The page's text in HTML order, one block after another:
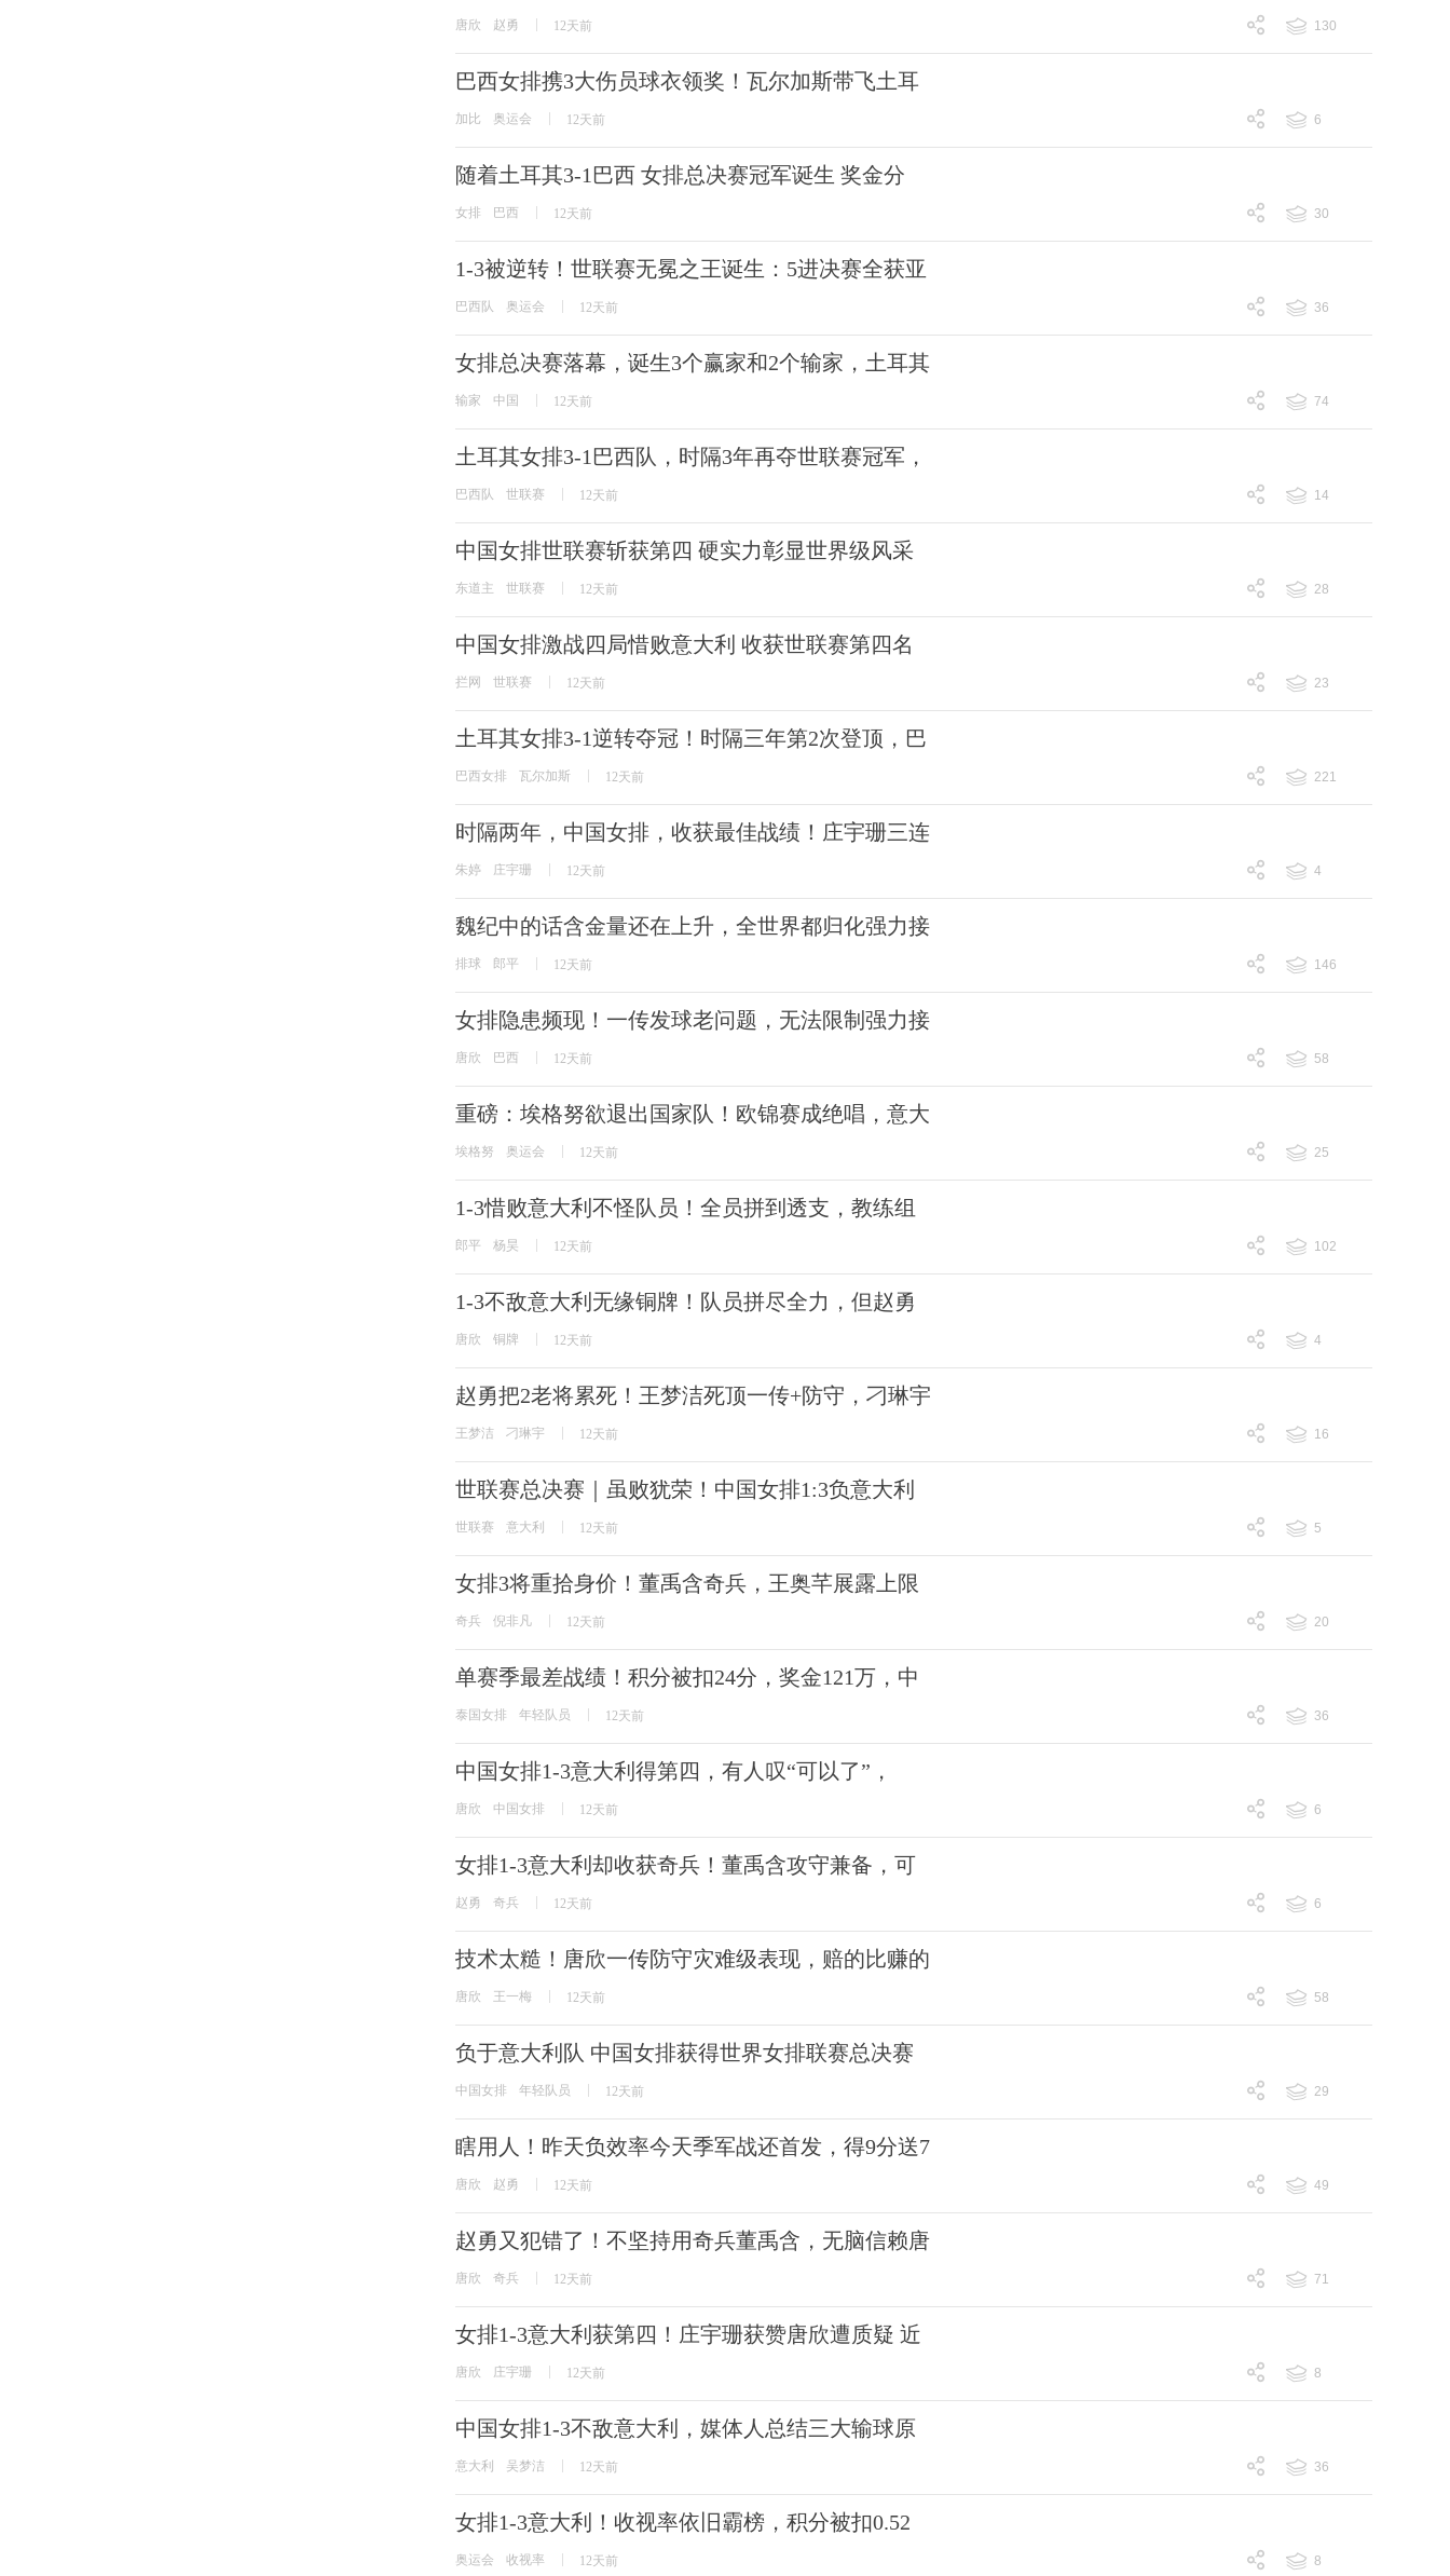
唐欣 赵勇 12天前
130
巴西女排携3大伤员球衣领奖！瓦尔加斯带飞土耳
加比 奥运会 12天前
6
随着土耳其3-1巴西 女排总决赛冠军诞生 奖金分
女排 巴西 12天前
30
1-3被逆转！世联赛无冕之王诞生：5进决赛全获亚
巴西队 奥运会 12天前
36
女排总决赛落幕，诞生3个赢家和2个输家，土耳其
输家 中国 12天前
74
土耳其女排3-1巴西队，时隔3年再夺世联赛冠军，
巴西队 世联赛 12天前
14
中国女排世联赛斩获第四 硬实力彰显世界级风采
东道主 世联赛 12天前
28
中国女排激战四局惜败意大利 收获世联赛第四名
拦网 世联赛 12天前
23
土耳其女排3-1逆转夺冠！时隔三年第2次登顶，巴
巴西女排 瓦尔加斯 12天前
221
时隔两年，中国女排，收获最佳战绩！庄宇珊三连
朱婷 庄宇珊 12天前
4
魏纪中的话含金量还在上升，全世界都归化强力接
排球 郎平 12天前
146
女排隐患频现！一传发球老问题，无法限制强力接
唐欣 巴西 12天前
58
重磅：埃格努欲退出国家队！欧锦赛成绝唱，意大
埃格努 奥运会 12天前
25
1-3惜败意大利不怪队员！全员拼到透支，教练组
郎平 杨昊 12天前
102
1-3不敌意大利无缘铜牌！队员拼尽全力，但赵勇
唐欣 铜牌 12天前
4
赵勇把2老将累死！王梦洁死顶一传+防守，刁琳宇
王梦洁 刁琳宇 12天前
16
世联赛总决赛｜虽败犹荣！中国女排1:3负意大利
世联赛 意大利 12天前
5
女排3将重拾身价！董禹含奇兵，王奥芊展露上限
奇兵 倪非凡 12天前
20
单赛季最差战绩！积分被扣24分，奖金121万，中
泰国女排 年轻队员 12天前
36
中国女排1-3意大利得第四，有人叹“可以了”，
唐欣 中国女排 12天前
6
女排1-3意大利却收获奇兵！董禹含攻守兼备，可
赵勇 奇兵 12天前
6
技术太糙！唐欣一传防守灾难级表现，赔的比赚的
唐欣 王一梅 12天前
58
负于意大利队 中国女排获得世界女排联赛总决赛
中国女排 年轻队员 12天前
29
瞎用人！昨天负效率今天季军战还首发，得9分送7
唐欣 赵勇 12天前
49
赵勇又犯错了！不坚持用奇兵董禹含，无脑信赖唐
唐欣 奇兵 12天前
71
女排1-3意大利获第四！庄宇珊获赞唐欣遭质疑 近
唐欣 庄宇珊 12天前
8
中国女排1-3不敌意大利，媒体人总结三大输球原
意大利 吴梦洁 12天前
36
女排1-3意大利！收视率依旧霸榜，积分被扣0.52
奥运会 收视率 12天前
8